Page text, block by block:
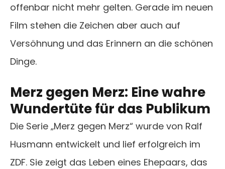
offenbar nicht mehr gelten. Gerade im neuen
Film stehen die Zeichen aber auch auf
Versöhnung und das Erinnern an die schönen
Dinge.
Merz gegen Merz: Eine wahre
Wundertüte für das Publikum
Die Serie „Merz gegen Merz“ wurde von Ralf
Husmann entwickelt und lief erfolgreich im
ZDF. Sie zeigt das Leben eines Ehepaars, das